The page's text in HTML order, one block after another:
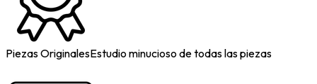
Piezas OriginalesEstudio minucioso de todas las piezas